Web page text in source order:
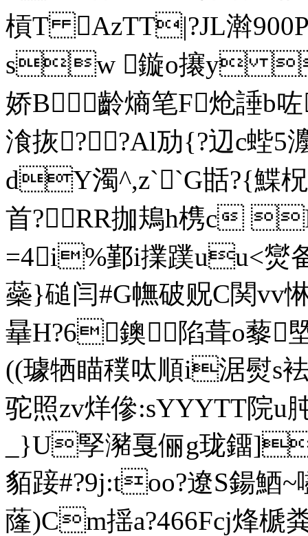
槓T AzTT|?JL濣
sw 鏇o攐y
娇B齡熵笔F炝諈 b
湌拻??Al劢{?辺c蜌5
dY濁^,z``G甛?{鰈柷
首?RR拁鳺h槜c
=4i%鄞i擈蹼uu<爕
蘂}磓闫#G幠破贶C関
曅H?6鐭陷葺o藜
((璩牺瞄穙呔順i涺熨s
驼照zv烊傪 :sYYYTT院u
_}U孯瀦戛俪g珑鐂]
貊踥#?9j:too?遼S鍚鯂
蕯)Cm揺a?466Fcj烽榹